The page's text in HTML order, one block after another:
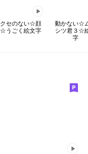
クセのない☆顔
☆うごく絵文字
動かない☆
シツ君３☆
字